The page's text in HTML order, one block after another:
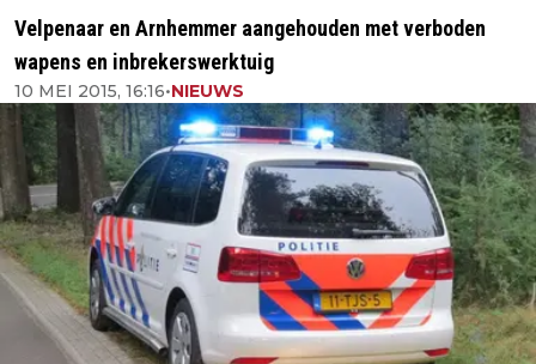
Velpenaar en Arnhemmer aangehouden met verboden
wapens en inbrekerswerktuig
10 MEI 2015, 16:16•NIEUWS